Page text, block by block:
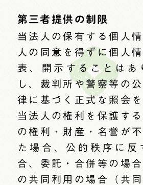
第三者提供の制限
当法人の保有する個人
人の同意を得ずに個人
表、開示することはあ
し、裁判所や警察等の
律に基づく正式な照会
当法人の権利を保護す
の権利・財産・名誉が
た場合、公的秩序に反
合、委託・合併等の場
の共同利用の場合（共